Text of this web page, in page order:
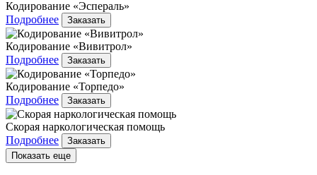
Кодирование «Эспераль»
Подробнее
Заказать
Кодирование «Вивитрол»
Подробнее
Заказать
Кодирование «Торпедо»
Подробнее
Заказать
Скорая наркологическая помощь
Подробнее
Заказать
Показать еще